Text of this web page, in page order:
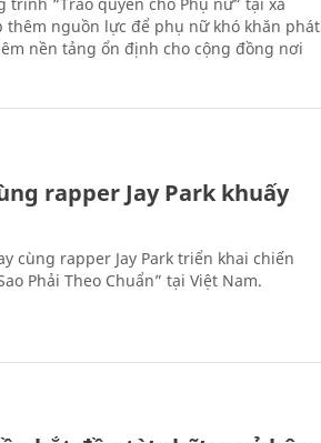
thêm nguồn lực để phụ nữ khó khăn phát
nền tảng ổn định cho cộng đồng nơi
rapper Jay Park khuấy
cùng rapper Jay Park triển khai chiến
Phải Theo Chuẩn” tại Việt Nam.